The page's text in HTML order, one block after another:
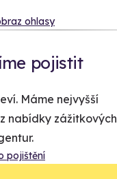
ohlasy
pojistit
Máme nejvyšší
nabídky zážitkových
pojištění